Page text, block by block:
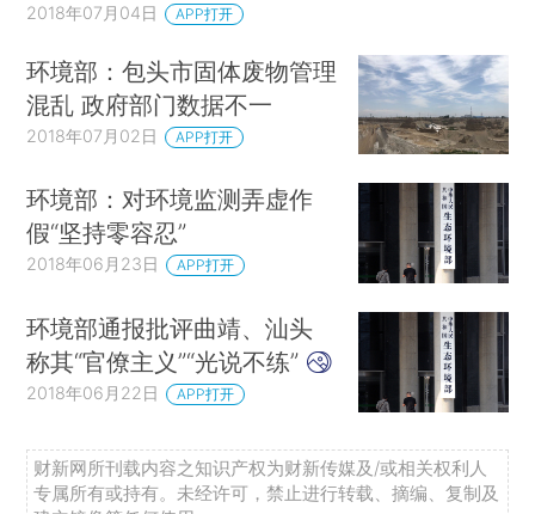
2018年07月04日 APP打开
环境部：包头市固体废物管理
混乱 政府部门数据不一
2018年07月02日 APP打开
环境部：对环境监测弄虚作
假“坚持零容忍”
2018年06月23日 APP打开
环境部通报批评曲靖、汕头
称其“官僚主义”“光说不练”
2018年06月22日 APP打开
财新网所刊载内容之知识产权为财新传媒及/或相关权利人
专属所有或持有。未经许可，禁止进行转载、摘编、复制及